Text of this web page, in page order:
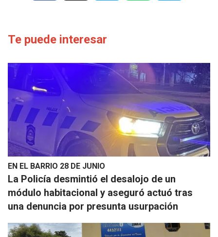
Te puede interesar
EN EL BARRIO 28 DE JUNIO
La Policía desmintió el desalojo de un
módulo habitacional y aseguró actuó tras
una denuncia por presunta usurpación